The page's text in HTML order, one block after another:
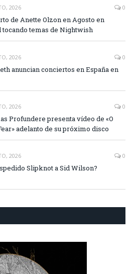
2026 0
de Anette Olzon en Agosto en
tocando temas de Nightwish
2026 0
anuncian conciertos en España en
2026 0
Profundere presenta vídeo de «O
adelanto de su próximo disco
2026 0
Slipknot a Sid Wilson?